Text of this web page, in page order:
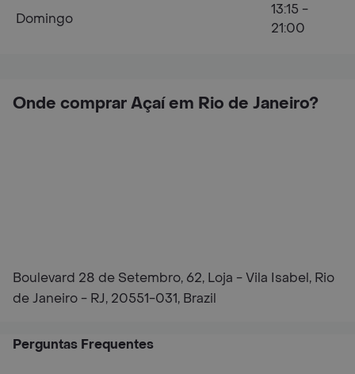
Onde comprar Açaí em Rio de Janeiro?
Boulevard 28 de Setembro, 62, Loja - Vila Isabel, Rio
de Janeiro - RJ, 20551-031, Brazil
Domingo
13:15 -
21:00
Perguntas Frequentes